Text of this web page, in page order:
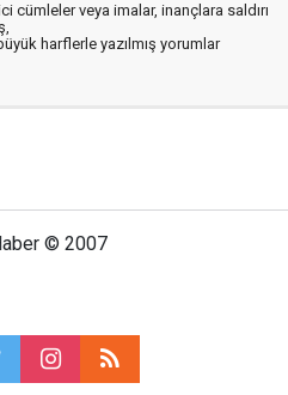
cümleler veya imalar, inançlara saldırı
harflerle yazılmış yorumlar
© 2007